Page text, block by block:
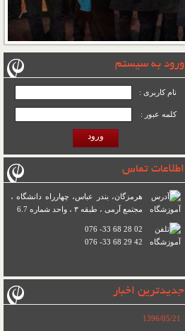
ورود به سیستم
نام کاربری :
کلمه عبور :
ورود
اطلاعات تماس
هرمزگان، بندر عباس، چهارراه دانشگاه ،
مجتمع آرمی ، طبقه ۳ ، واحد شماره 6.7
076 -33 68 28 02
076 -33 68 29 42
جدیدترین اخبار
1396/05/21